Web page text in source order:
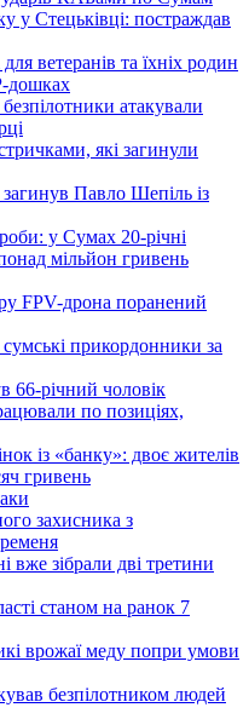
у Стецьківці: постраждав
ветеранів та їхніх родин
дошках
атакували
які загинули
Павло Шепіль із
у Сумах 20-річні
мільйон гривень
FPV-дрона поранений
прикордонники за
66-річний чоловік
по позиціях,
із «банку»: двоє жителів
гривень
захисника з
зібрали дві третини
станом на ранок 7
врожаї меду попри умови
безпілотником людей